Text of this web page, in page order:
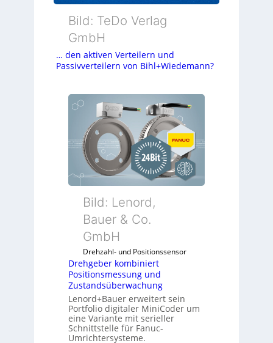
Bild: TeDo Verlag
GmbH
… den aktiven Verteilern und
Passivverteilern von Bihl+Wiedemann?
Bild: Lenord,
Bauer & Co.
GmbH
Drehzahl- und Positionssensor
Drehgeber kombiniert
Positionsmessung und
Zustandsüberwachung
Lenord+Bauer erweitert sein
Portfolio digitaler MiniCoder um
eine Variante mit serieller
Schnittstelle für Fanuc-
Umrichtersysteme.